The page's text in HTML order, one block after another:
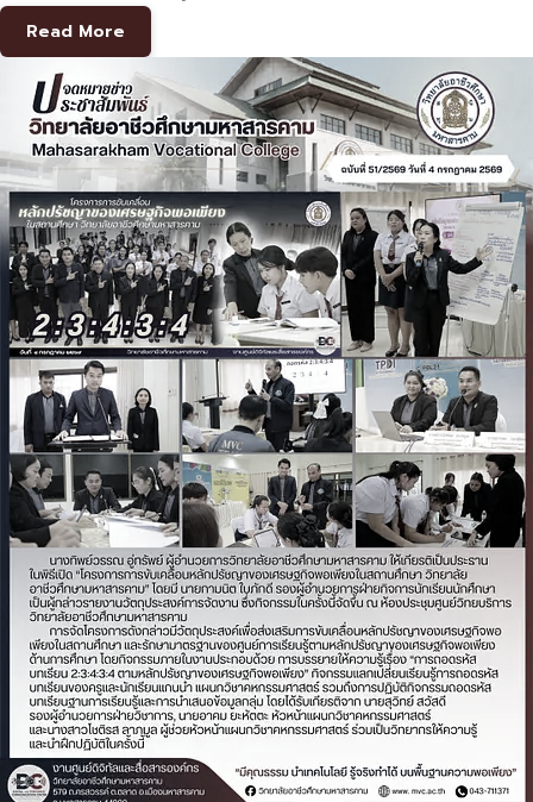
Read More